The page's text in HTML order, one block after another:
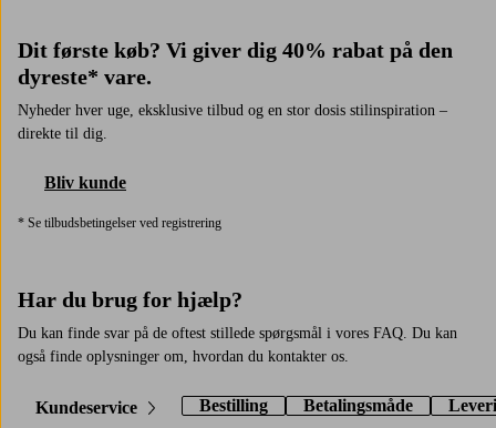
Dit første køb? Vi giver dig 40% rabat på den
dyreste* vare.
Nyheder hver uge, eksklusive tilbud og en stor dosis stilinspiration –
direkte til dig.
Bliv kunde
* Se tilbudsbetingelser ved registrering
Har du brug for hjælp?
Du kan finde svar på de oftest stillede spørgsmål i vores FAQ. Du kan
også finde oplysninger om, hvordan du kontakter os.
Kundeservice Bestilling Betalingsmåde